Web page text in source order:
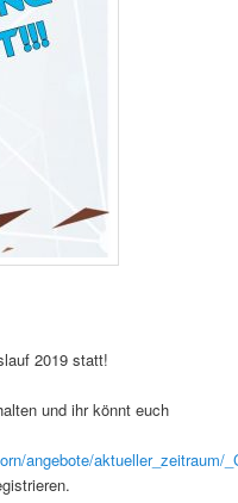
2019 statt!
und ihr könnt euch
angebote/aktueller_zeitraum/